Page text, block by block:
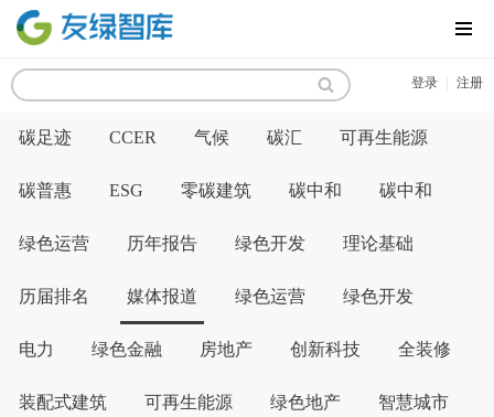
MENU
登录 注册
碳足迹 CCER 气候 碳汇 可再生能源
碳普惠 ESG 零碳建筑 碳中和 碳中和
绿色运营 历年报告 绿色开发 理论基础
历届排名 媒体报道 绿色运营 绿色开发
电力 绿色金融 房地产 创新科技 全装修
装配式建筑 可再生能源 绿色地产 智慧城市